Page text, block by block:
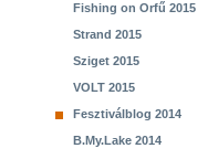
Fishing on Orfű 2015
Strand 2015
Sziget 2015
VOLT 2015
Fesztiválblog 2014
B.My.Lake 2014